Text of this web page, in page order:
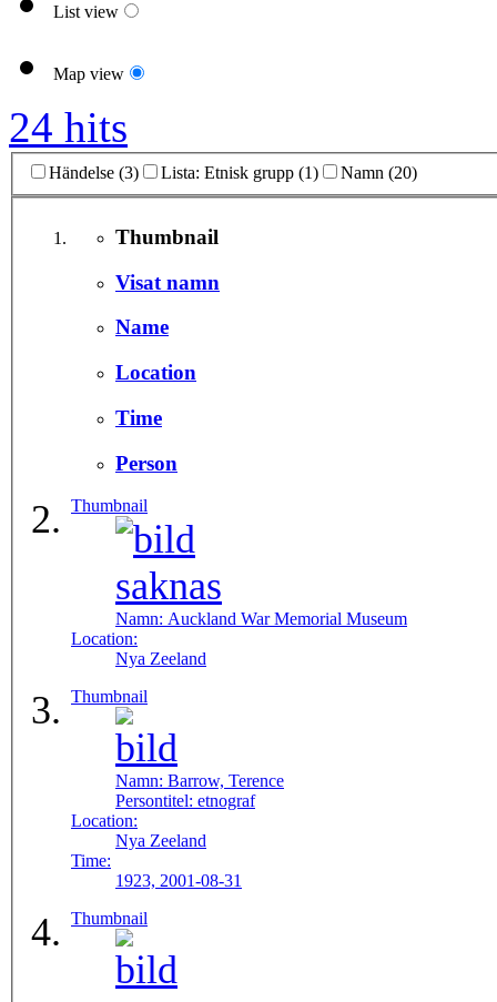
List view
Map view
24 hits
Händelse (3) Lista: Etnisk grupp (1) Namn (20)
Thumbnail
Visat namn
Name
Location
Time
Person
Thumbnail
Namn: Auckland War Memorial Museum
Location:
Nya Zeeland
Thumbnail
Namn: Barrow, Terence
Persontitel: etnograf
Location:
Nya Zeeland
Time:
1923, 2001-08-31
Thumbnail